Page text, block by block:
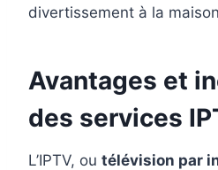
divertissement à la
Avantages et
des services
L’IPTV, ou télévision par